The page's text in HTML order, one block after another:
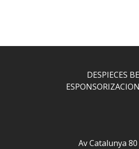
DESPIECES
ESPONSORIZACION
Av Catalunya